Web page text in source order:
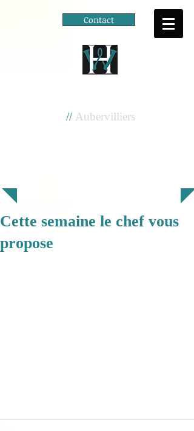
Contact
//Aubervilliers
Cette semaine le chef vous
propose